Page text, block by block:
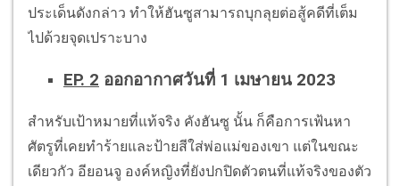
ประเด็นดังกล่าว ทำให้ฮันซูสามารถบุกลุยต่อสู้คดีที่เต็ม
ไปด้วยจุดเปราะบาง
EP. 2 ออกอากาศวันที่ 1 เมษายน 2023
สำหรับเป้าหมายที่แท้จริง คังฮันซู นั้น ก็คือการเฟ้นหา
ศัตรูที่เคยทำร้ายและป้ายสีใส่พ่อแม่ของเขา แต่ในขณะ
เดียวกัว อียอนจู องค์หญิงที่ยังปกปิดตัวตนที่แท้จริงของตัว